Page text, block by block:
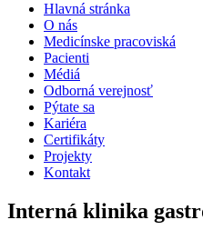
Hlavná stránka
O nás
Medicínske pracoviská
Pacienti
Médiá
Odborná verejnosť
Pýtate sa
Kariéra
Certifikáty
Projekty
Kontakt
Interná klinika